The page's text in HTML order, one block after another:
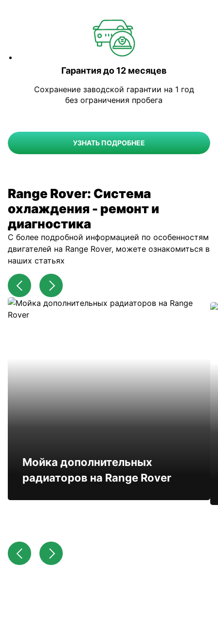
Гарантия до 12 месяцев
Сохранение заводской гарантии на 1 год
без ограничения пробега
УЗНАТЬ ПОДРОБНЕЕ
Range Rover: Система
охлаждения - ремонт и
диагностика
С более подробной информацией по особенностям
двигателей на Range Rover, можете ознакомиться в
наших статьях
Мойка дополнительных
радиаторов на Range Rover